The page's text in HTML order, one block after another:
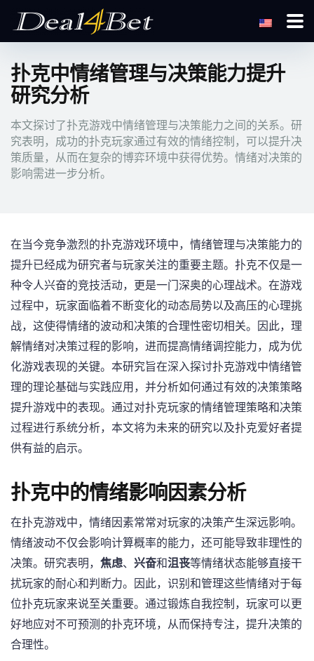
扑克中情绪管理与决策能力提升
研究分析
本文探讨了扑克游戏中情绪管理与决策能力之间的关系。研
究表明，成功的扑克玩家通过有效的情绪控制，可以提升决
策质量，从而在复杂的博弈环境中获得优势。情绪对决策的
影响需进一步分析。
在当今竞争激烈的扑克游戏环境中，情绪管理与决策能力的
提升已经成为研究者与玩家关注的重要主题。扑克不仅是一
种令人兴奋的竞技活动，更是一门深奥的心理战术。在游戏
过程中，玩家面临着不断变化的动态局势以及高压的心理挑
战，这使得情绪的波动和决策的合理性密切相关。因此，理
解情绪对决策过程的影响，进而提高情绪调控能力，成为优
化游戏表现的关键。本研究旨在深入探讨扑克游戏中情绪管
理的理论基础与实践应用，并分析如何通过有效的决策策略
提升游戏中的表现。通过对扑克玩家的情绪管理策略和决策
过程进行系统分析，本文将为未来的研究以及扑克爱好者提
供有益的启示。
扑克中的情绪影响因素分析
在扑克游戏中，情绪因素常常对玩家的决策产生深远影响。
情绪波动不仅会影响计算概率的能力，还可能导致非理性的
决策。研究表明， 焦虑、 兴奋和沮丧等情绪状态能够直接干
扰玩家的耐心和判断力。因此，识别和管理这些情绪对于每
位扑克玩家来说至关重要。通过锻炼自我控制，玩家可以更
好地应对不可预测的扑克环境，从而保持专注，提升决策的
合理性。